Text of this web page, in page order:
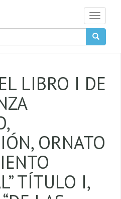
Toggle
LIBRO I DE
ORNATO
TÍTULO I,